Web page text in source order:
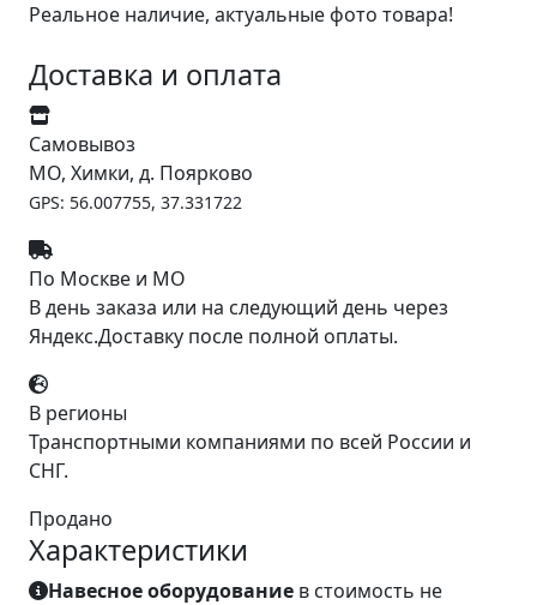
Реальное наличие, актуальные фото товара!
Доставка и оплата
Самовывоз
МО, Химки, д. Поярково
GPS: 56.007755, 37.331722
По Москве и МО
В день заказа или на следующий день через
Яндекс.Доставку после полной оплаты.
В регионы
Транспортными компаниями по всей России и
СНГ.
Продано
Характеристики
Навесное оборудование в стоимость не